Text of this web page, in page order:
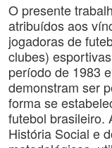
O presente
atribuídos aos
jogadoras de
clubes)
período de 1983
demonstram ser
forma se
futebol brasileiro.
História Social e